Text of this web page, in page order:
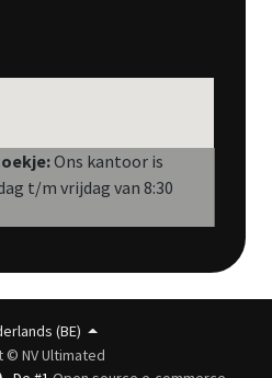
Ons kantoor is
t/m vrijdag van 8:30
© NV Ultimated
(BE)